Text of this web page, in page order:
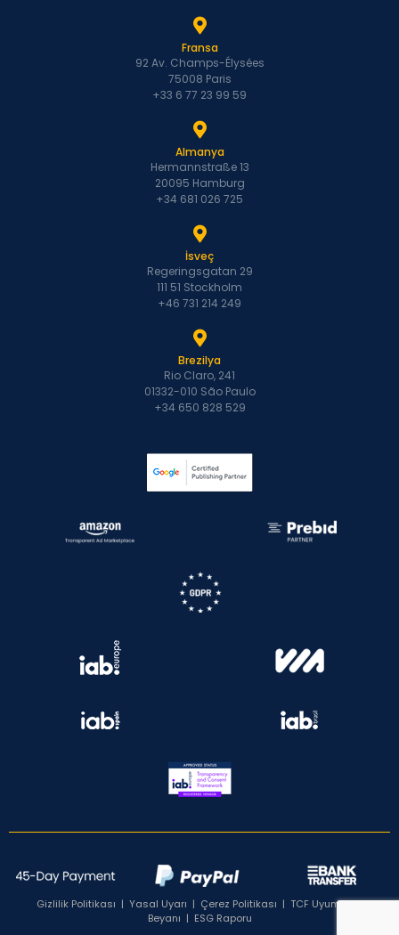
Fransa
92 Av. Champs-Élysées
75008 Paris
+33 6 77 23 99 59
Almanya
Hermannstraße 13
20095 Hamburg
+34 681 026 725
İsveç
Regeringsgatan 29
111 51 Stockholm
+46 731 214 249
Brezilya
Rio Claro, 241
01332-010 São Paulo
+34 650 828 529
Gizlilik Politikası | Yasal Uyarı | Çerez Politikası | TCF Uyumluluk
Beyanı | ESG Raporu